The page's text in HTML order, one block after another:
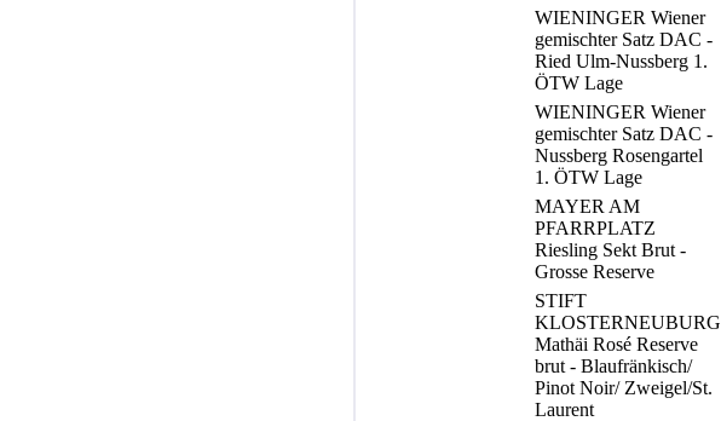
WIENINGER Wiener
gemischter Satz DAC -
Ried Ulm-Nussberg 1.
ÖTW Lage
WIENINGER Wiener
gemischter Satz DAC -
Nussberg Rosengartel
1. ÖTW Lage
MAYER AM
PFARRPLATZ
Riesling Sekt Brut -
Grosse Reserve
STIFT
KLOSTERNEUBURG
Mathäi Rosé Reserve
brut - Blaufränkisch/
Pinot Noir/ Zweigel/St.
Laurent